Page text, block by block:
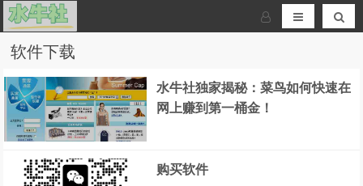
软件下载
水牛社独家揭秘：菜鸟如何快速在
网上赚到第一桶金！
购买软件